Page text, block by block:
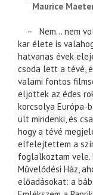
Maurice
– Nem… nem
kar élete is
hatvanas évek
csoda lett a tévé,
valami fontos
eljöttek az édes
korcsolya
ült mindenki, és
hogy a tévé
elfelejtettem a
foglalkoztam vele.
Művelődési Ház,
előadásokat: a